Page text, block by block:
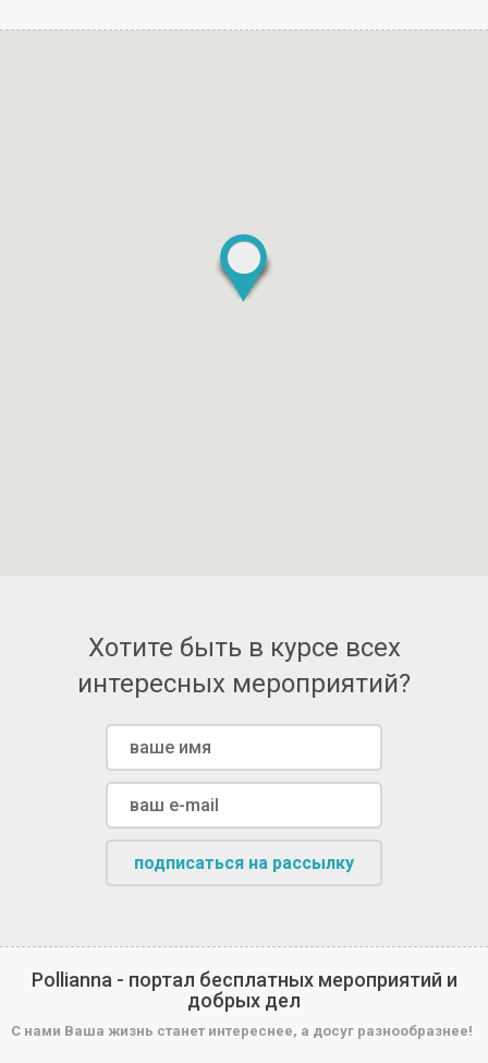
Хотите быть в курсе всех
интересных мероприятий?
подписаться на рассылку
Pollianna - портал бесплатных мероприятий и
добрых дел
С нами Ваша жизнь станет интереснее, а досуг разнообразнее!